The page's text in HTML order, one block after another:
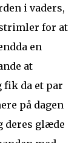
i vaders,
for at
en
at
fik da et par
på dagen
deres glæde